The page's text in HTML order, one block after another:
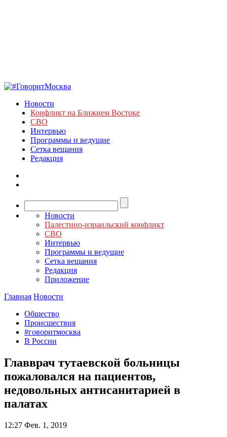
Новости
Конфликт на Ближнем Востоке
СВО
Интервью
Программы и ведущие
Сетка вещания
Редакция
Новости
Палестино-израильский конфликт
СВО
Интервью
Программы и ведущие
Сетка вещания
Редакция
Приложение
Главная Новости
Общество
Происшествия
#говоритмосква
В России
Главврач тутаевской больницы
пожаловался на пациентов,
недовольных антисанитарией в
палатах
12:27 Фев. 1, 2019